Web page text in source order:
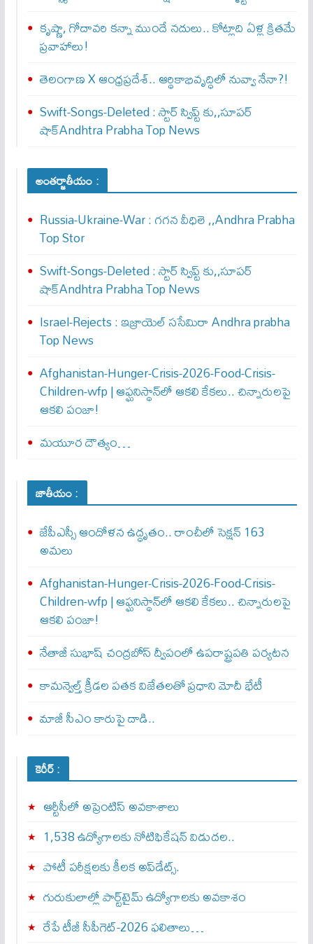
కృష్ణా, గోదావరి కన్నా ముందే నదులు.. కోట్లాది ఏళ్ల క్రితమే
ప్రవాహాలు!
తెలంగాణ X ఆంధ్రప్రదేశ్.. ఆర్థికాభివృద్ధిలో నువ్వా నేనా?!
Swift-Songs-Deleted : స్టార్ స్విప్ట్ కు,,సూప‌ర్
షాక్Andhtra Prabha Top News
అంతర్జాతీయం :
Russia-Ukraine-War : గ‌గ‌న వీధిలె ,,Andhra Prabha
Top Stor
Swift-Songs-Deleted : స్టార్ స్విప్ట్ కు,,సూప‌ర్
షాక్Andhtra Prabha Top News
Israel-Rejects : ఇజ్రాయెల్ స‌సేమిరా Andhra prabha
Top News
Afghanistan-Hunger-Crisis-2026-Food-Crisis-
Children-wfp | ఆఫ్ఘనిస్థాన్‌లో ఆకలి కేకలు.. చిన్నారులపై
ఆకలి పంజా!
మయూర దౌత్యం…
జాతీయం :
జేపీఎస్సీ ఆందోళన ఉద్ధృతం.. రాంచీలో సెక్షన్‌ 163
అమలు
Afghanistan-Hunger-Crisis-2026-Food-Crisis-
Children-wfp | ఆఫ్ఘనిస్థాన్‌లో ఆకలి కేకలు.. చిన్నారులపై
ఆకలి పంజా!
నేతాజీ సుభాష్ చంద్రబోస్ ద్వీపంలో ఉపరాష్ట్రపతి పర్యటన
కామన్వెల్త్‌ క్రీడల పతక విజేతలతో ప్రధాని మోదీ భేటీ
మాజీ సీఎం కారుపై దాడి..
కెరీర్ :
ఆర్టీసీలో అప్రెంటిస్‌ అవకాశాలు
1,538 ఉద్యోగాలకు నోటిఫికేషన్ విడుదల..
పోటీ పరీక్షలకు కీలక అప్‌డేట్స్.
గురుకులాల్లో పార్ట్‌టైమ్ ఉద్యోగాలకు అవకాశం
రేపే టీజీ సీపీగెట్‌-2026 ఫలితాలు…